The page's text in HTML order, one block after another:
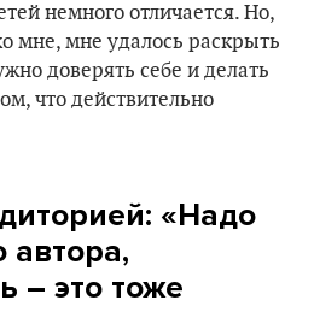
немного отличается. Но,
мне, мне удалось раскрыть
доверять себе и делать
что действительно
«Надо
автора,
– это тоже